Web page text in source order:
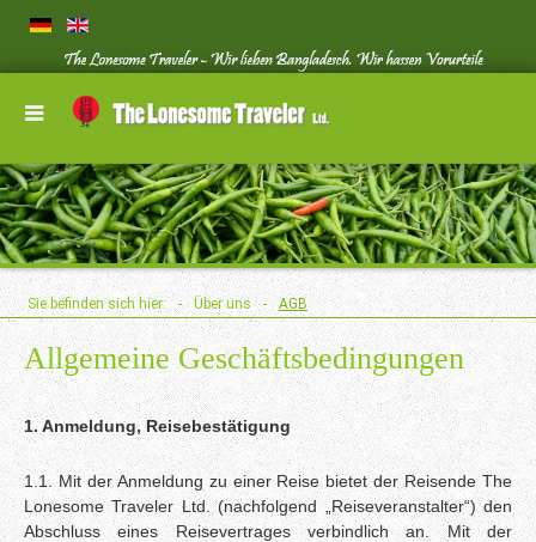
Sie befinden sich hier: - Über uns - AGB
Allgemeine Geschäftsbedingungen
1. Anmeldung, Reisebestätigung
1.1. Mit der Anmeldung zu einer Reise bietet der Reisende The
Lonesome Traveler Ltd. (nachfolgend „Reiseveranstalter“) den
Abschluss eines Reisevertrages verbindlich an. Mit der